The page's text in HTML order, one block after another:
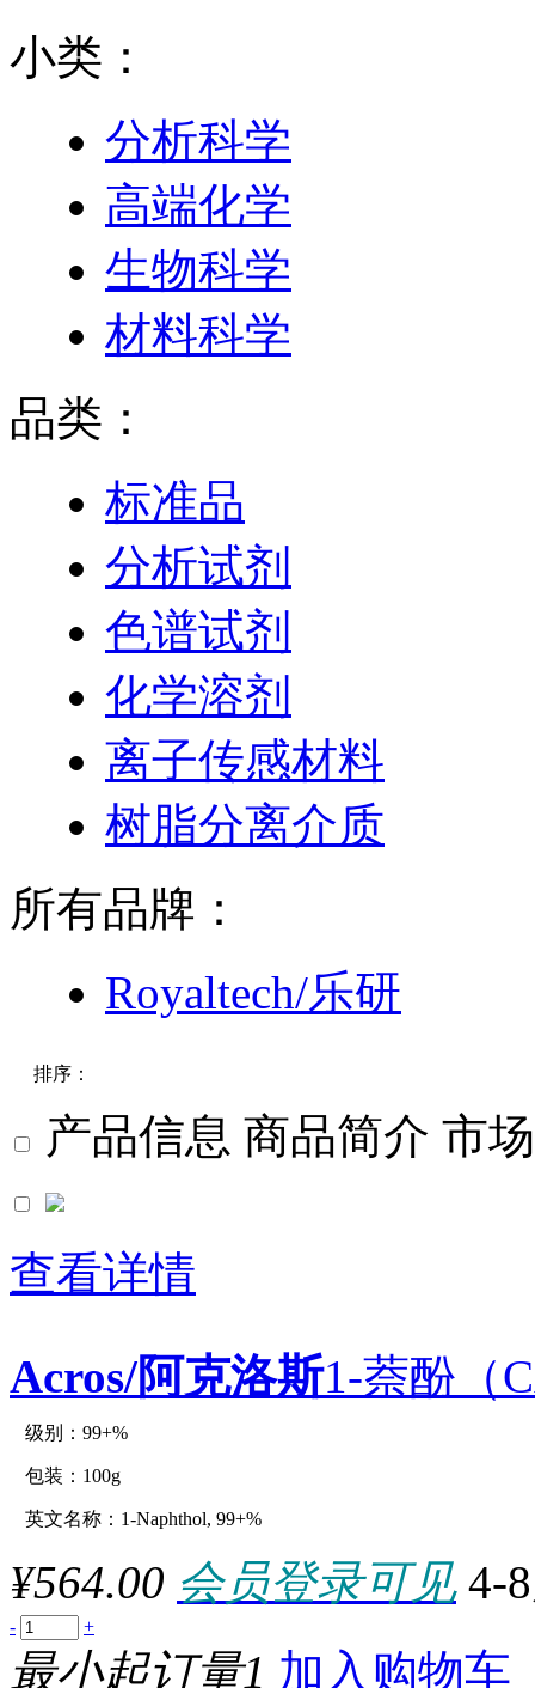
小类：
分析科学
高端化学
生物科学
材料科学
品类：
标准品
分析试剂
色谱试剂
化学溶剂
离子传感材料
树脂分离介质
所有品牌：
Royaltech/乐研
排序：
默认
品牌
产品信息 商品简介 市
查看详情
Acros/阿克洛斯1-萘酚（
原厂型号：C12819-100g
参数：
级别：99+%
包装：100g
英文名称：1-Naphthol, 99+%
¥564.00 会员登录可见 4-
- +
最小起订量1 加入购物车